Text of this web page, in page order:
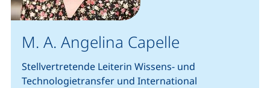
M. A. Angelina Capelle
Stellvertretende Leiterin Wissens- und
Technologietransfer und International